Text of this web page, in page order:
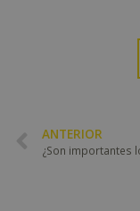
ANTERIOR